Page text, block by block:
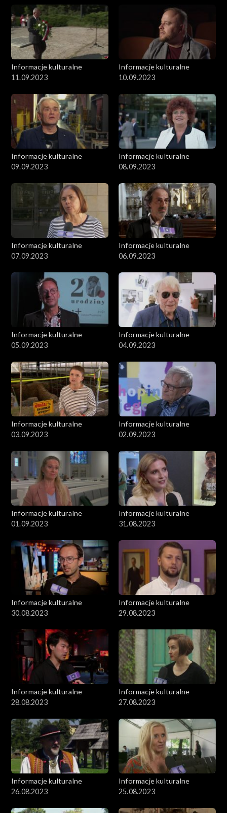
Informacje kulturalne
11.09.2023
Informacje kulturalne
10.09.2023
Informacje kulturalne
09.09.2023
Informacje kulturalne
08.09.2023
Informacje kulturalne
07.09.2023
Informacje kulturalne
06.09.2023
Informacje kulturalne
05.09.2023
Informacje kulturalne
04.09.2023
Informacje kulturalne
03.09.2023
Informacje kulturalne
02.09.2023
Informacje kulturalne
01.09.2023
Informacje kulturalne
31.08.2023
Informacje kulturalne
30.08.2023
Informacje kulturalne
29.08.2023
Informacje kulturalne
28.08.2023
Informacje kulturalne
27.08.2023
Informacje kulturalne
26.08.2023
Informacje kulturalne
25.08.2023